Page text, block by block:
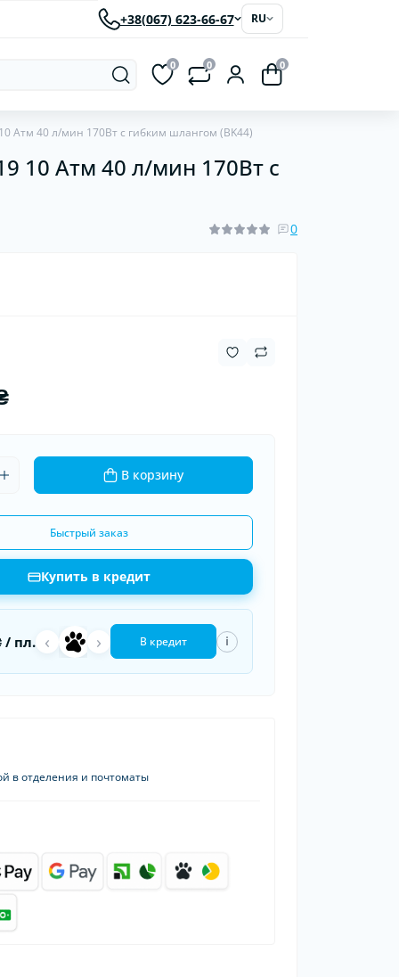
+38(067) 623-66-67 RU
устройства
0 0 0
Атм 40 л/мин 170Вт с гибким шлангом (BK44)
10 Атм 40 л/мин 170Вт с
0
В корзину
Быстрый заказ
Купить в кредит
/ пл. ‹ › В кредит i
в отделения и почтоматы